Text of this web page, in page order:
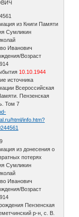
из Книги Памяти
Сумликин
Иванович
Возраст
10.10.1944
источника
Всероссийская
Пензенская
Том 7
html/info.htm?
из донесения о
потерях
Сумликин
Иванович
Возраст
Пензенская
р-н, с. В.